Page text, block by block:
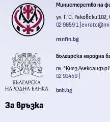
Контакти сМинистерство на
ул. Г. С. Раковски
02 9859 1
minfin.bg
Българска народна
пл. "Княз Александър
02 91459
bnb.bg
За връзка